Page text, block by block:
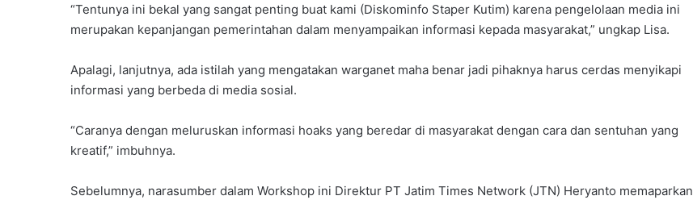
“Tentunya ini bekal yang sangat penting buat kami (Diskominfo Staper Kutim) karena pengelolaan media ini
merupakan kepanjangan pemerintahan dalam menyampaikan informasi kepada masyarakat,” ungkap Lisa.
Apalagi, lanjutnya, ada istilah yang mengatakan warganet maha benar jadi pihaknya harus cerdas menyikapi
informasi yang berbeda di media sosial.
“Caranya dengan meluruskan informasi hoaks yang beredar di masyarakat dengan cara dan sentuhan yang
kreatif,” imbuhnya.
Sebelumnya, narasumber dalam Workshop ini Direktur PT Jatim Times Network (JTN) Heryanto memaparkan